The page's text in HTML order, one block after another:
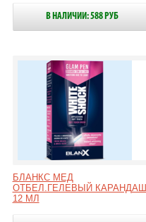
В НАЛИЧИИ: 588 РУБ
БЛАНКС МЕД
ОТБЕЛ.ГЕЛЕВЫЙ КАРАНДАШ
12 МЛ